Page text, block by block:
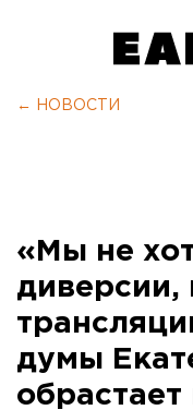
← НОВОСТИ
«Мы не
думы